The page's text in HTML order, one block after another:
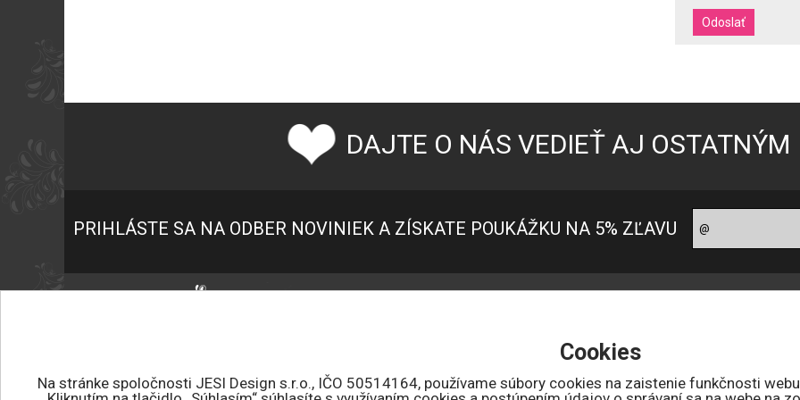
Cookies
Na stránke spoločnosti JESI Design s.r.o., IČO 50514164, používame súbory cookies na zaistenie funkčnosti
DAJTE O NÁS VEDIEŤ AJ OSTATNÝM
PRIHLÁSTE SA NA ODBER NOVINIEK A ZÍSKATE POUKÁŽKU NA 5% ZĽAVU
jesidesign@jesidesign.sk
Obchodné podmienky
Možnosti platby
Doprava a ceny